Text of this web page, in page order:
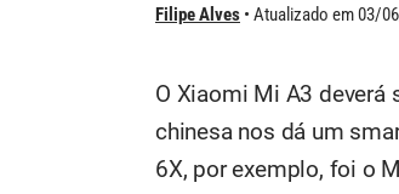
Filipe Alves Atualizado em 03/
O Xiaomi Mi A3 deverá
chinesa nos dá um
6X, por exemplo, foi o